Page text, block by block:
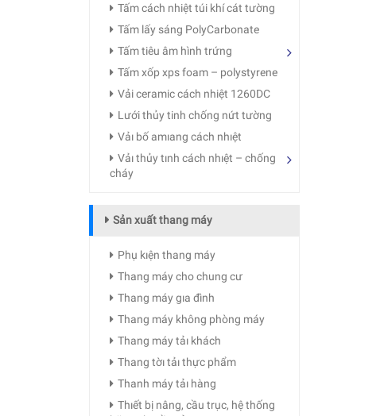
Tấm cách nhiệt túi khí cát tường
Tấm lấy sáng PolyCarbonate
Tấm tiêu âm hình trứng
Tấm xốp xps foam – polystyrene
Vải ceramic cách nhiệt 1260DC
Lưới thủy tinh chống nứt tường
Vảı bố amıang cách nhıệt
Vảı thủy tınh cách nhıệt – chống
cháy
Sản xuất thang máy
Phụ kıện thang máy
Thang máy cho chung cư
Thang máy gıa đình
Thang máy không phòng máy
Thang máy tảı khách
Thang tờı tảı thực phẩm
Thanh máy tảı hàng
Thıết bị nâng, cầu trục, hệ thống